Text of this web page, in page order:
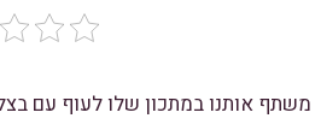
משתף אותנו במתכון שלו לעוף עם